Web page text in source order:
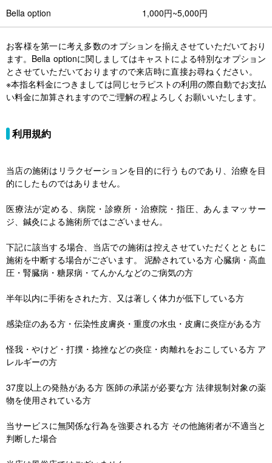
Bella option 1,000円~5,000円
お客様を第一に考え多数のオプションを揃えさせていただいており
ます。Bella optionに関しましてはキャストによる特別なオプション
とさせていただいておりますので来店時に直接お尋ねください。
※本指名料金につきましては同じセラピストの利用の際自動でお支払
い料金に加算されますのでご理解の程よろしくお願いいたします。
利用規約
当店の施術はリラクゼーションを目的に行うものであり、治療を目
的にしたものではありません。
医療法が定める、病院・診療所・治療院・指圧、あんまマッサー
ジ、鍼灸による施術所ではございません。
下記に該当する場合、当店での施術は控えさせていただくとともに
施術を中断する場合がございます。 泥酔されている方 心臓病・高血
圧・腎臓病・糖尿病・てんかんなどのご病気の方
半年以内に手術をされた方、又は著しく体力が低下している方
感染症のある方・伝染性皮膚炎・重度の水虫・皮膚に炎症がある方
怪我・やけど・打撲・捻挫などの炎症・肉離れをおこしている方 ア
レルギーの方
37度以上の発熱がある方 医師の承諾が必要な方 法律規制対象の薬
物を使用されている方
当サービスに無関係な行為を強要される方 その他施術者が不適当と
判断した場合